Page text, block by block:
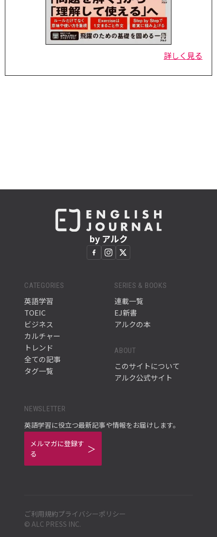
詳しく見る
by アルク
CATEGORIES
英語学習
TOEIC
ビジネス
カルチャー
トレンド
全ての記事
タグ一覧
SERIES & BOOKS
連載一覧
EJ新書
アルクの本
ABOUT
このサイトについて
アルク公式サイト
NEWSLETTER
英語学習に役立つ最新記事や情報をお届けします。
メルマガに登録す
る
ご利用規約プライバシーポリシー
© ALC PRESS INC.